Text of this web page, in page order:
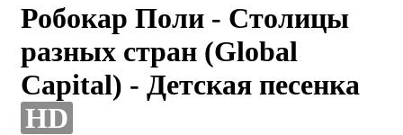
Робокар Поли - Столицы
разных стран (Global
Capital) - Детская песенка
HD